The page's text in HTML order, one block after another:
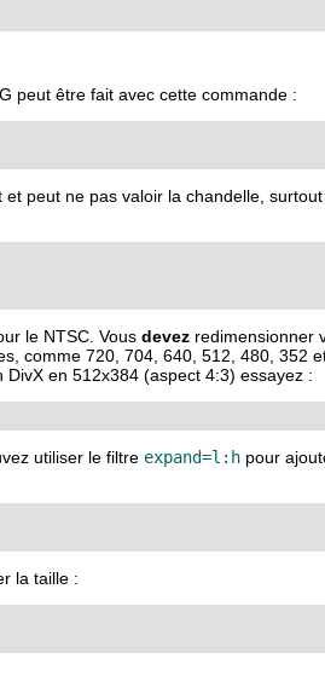
peut être fait avec cette commande :
peut ne pas valoir la chandelle,
le NTSC. Vous devez redimensionner
comme 720, 704, 640, 512, 480, 352
en 512x384 (aspect 4:3) essayez :
utiliser le filtre expand=l:h pour
la taille :